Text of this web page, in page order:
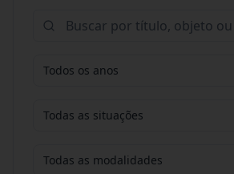
Todos os anos
Todas as situações
Todas as modalidades